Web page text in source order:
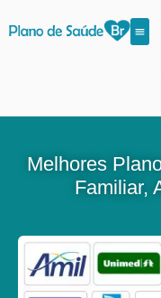
Melhores
Familiar,